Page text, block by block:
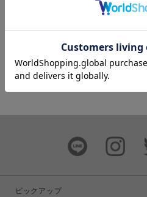
通常商品
wsn
web store BINGOYA
164cm
ピックアップ